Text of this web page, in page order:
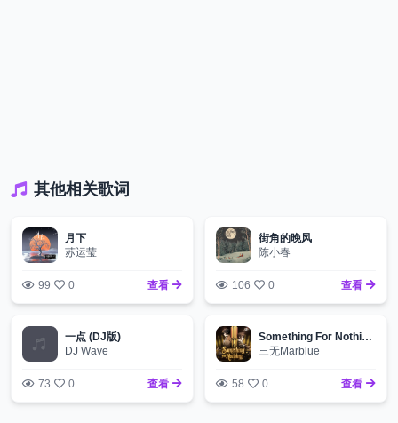
其他相关歌词
月下
苏运莹
99 0 查看
街角的晚风
陈小春
106 0 查看
一点 (DJ版)
DJ Wave
73 0 查看
Something For Nothing (宿命之约)
三无Marblue
58 0 查看